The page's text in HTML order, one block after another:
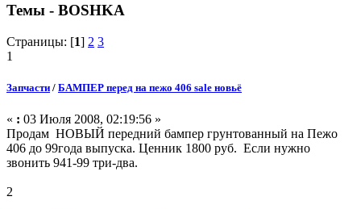
Темы - BOSHKA
Страницы: [1] 2 3
1
Запчасти / БАМПЕР перед на пежо 406 sale новьё
« : 03 Июля 2008, 02:19:56 »
Продам НОВЫЙ передний бампер грунтованный на Пежо
406 до 99года выпуска. Ценник 1800 руб. Если нужно
звонить 941-99 три-два.
2